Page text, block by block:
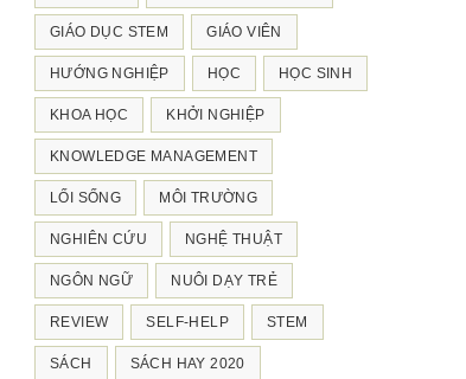
GIÁO DỤC STEM GIÁO VIÊN
HƯỚNG NGHIỆP HỌC HỌC SINH
KHOA HỌC KHỞI NGHIỆP
KNOWLEDGE MANAGEMENT
LỐI SỐNG MÔI TRƯỜNG
NGHIÊN CỨU NGHỆ THUẬT
NGÔN NGỮ NUÔI DẠY TRẺ
REVIEW SELF-HELP STEM
SÁCH SÁCH HAY 2020